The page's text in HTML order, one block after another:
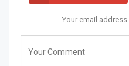
Your email